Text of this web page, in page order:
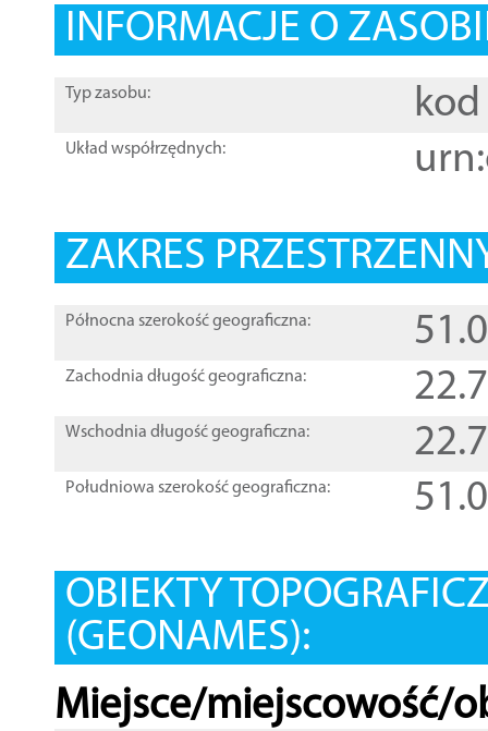
INFORMACJE O
Typ zasobu: kod
Układ współrzędnych:
ZAKRES
Północna szerokość geograficzna:
Zachodnia długość geograficzna:
Wschodnia długość geograficzna:
Południowa szerokość geograficzna:
OBIEKTY
(GEONAMES):
Miejsce/miejscowość/